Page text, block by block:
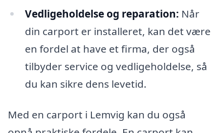
Vedligeholdelse og reparation: Når
din carport er installeret, kan det være
en fordel at have et firma, der også
tilbyder service og vedligeholdelse, så
du kan sikre dens levetid.
Med en carport i Lemvig kan du også